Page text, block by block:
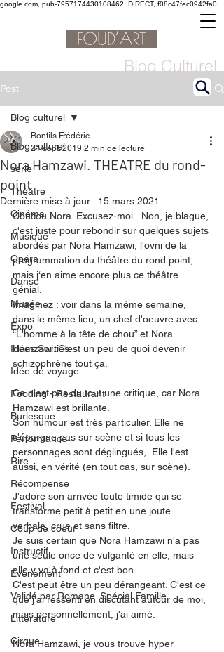
google.com, pub-7957174430108462, DIRECT, f08c47fec0942fa0
Blog Culturel
Post
Blog culturel
serie
Théâtre
Cinéma
Musique
Opéra
Danse
Musée
Expo
Idées Sorties
Idée de voyage
Fooding - Restaurant
Burlesque
Performance
Rire
Récompense
Festival
Coup de coeur
Instructif
Événement
Validé par Romane. Spécial Famille
Littérature
Cirque
Blog culturel
Nora Hamzawi. THEATRE du rond-
point
Bonfils Frédéric
21 sept. 2019 2 min de lecture
Dernière mise à jour : 15 mars 2021
Coucou Nora. Excusez-moi...Non, je blague,
c'est juste pour rebondir sur quelques sujets
abordés par Nora Hamzawi, l'ovni de la
programmation du théâtre du rond point,
mais j‘en aime encore plus ce théâtre
génial.
Imaginez : voir dans la même semaine,
dans le même lieu, un chef d'oeuvre avec
“L'homme à la tête de chou” et Nora
Hamzawi. C'est un peu de quoi devenir
schizophrène tout ça.
Ce n'est pas du tout une critique, car Nora
Hamzawi est brillante.
Son humour est très particulier. Elle ne
s'épargne pas sur scène et si tous les
personnages sont déglingués,  Elle l'est
aussi, en vérité (en tout cas, sur scène).
J'adore son arrivée toute timide qui se
transforme petit à petit en une joute
verbale, crue et sans filtre.
Je suis certain que Nora Hamzawi n'a pas
une seule once de vulgarité en elle, mais
elle y va à fond et c'est bon.
C'est peut être un peu dérangeant. C'est ce
que j'ai ressenti en discutant autour de moi,
mais personnellement, j'ai aimé.
Nora Hamzawi, je vous trouve hyper